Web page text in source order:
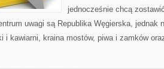
jednocześnie chcą
uwagi są Republika Węgierska, jednak
i kawiarni, kraina mostów, piwa i zamków